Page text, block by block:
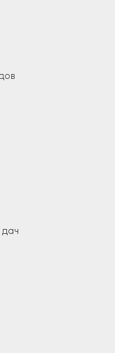
делают
в толпе.
по счету,
по способам
отказа
клуба:
правил
на входе в
техсредств.